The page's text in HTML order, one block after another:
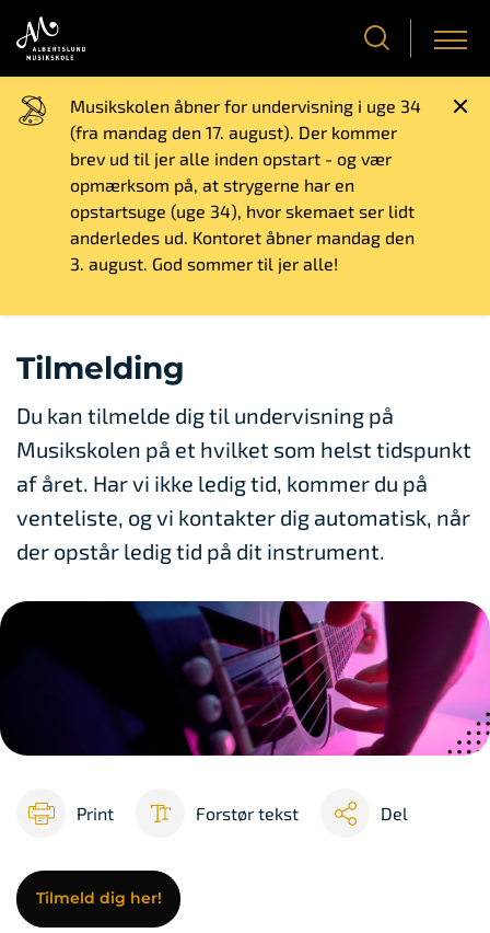
Musikskolen åbner for undervisning i uge 34
(fra mandag den 17. august). Der kommer
brev ud til jer alle inden opstart - og vær
opmærksom på, at strygerne har en
opstartsuge (uge 34), hvor skemaet ser lidt
anderledes ud. Kontoret åbner mandag den
3. august. God sommer til jer alle!
Tilmelding
Du kan tilmelde dig til undervisning på
Musikskolen på et hvilket som helst tidspunkt
af året. Har vi ikke ledig tid, kommer du på
venteliste, og vi kontakter dig automatisk, når
der opstår ledig tid på dit instrument.
Print Forstør tekst Del
Tilmeld dig her!